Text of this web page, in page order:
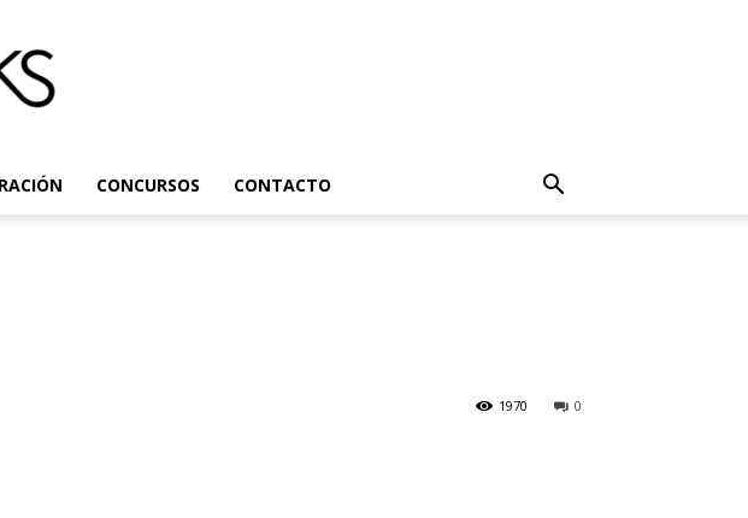
CONCURSOS CONTACTO
0
1970